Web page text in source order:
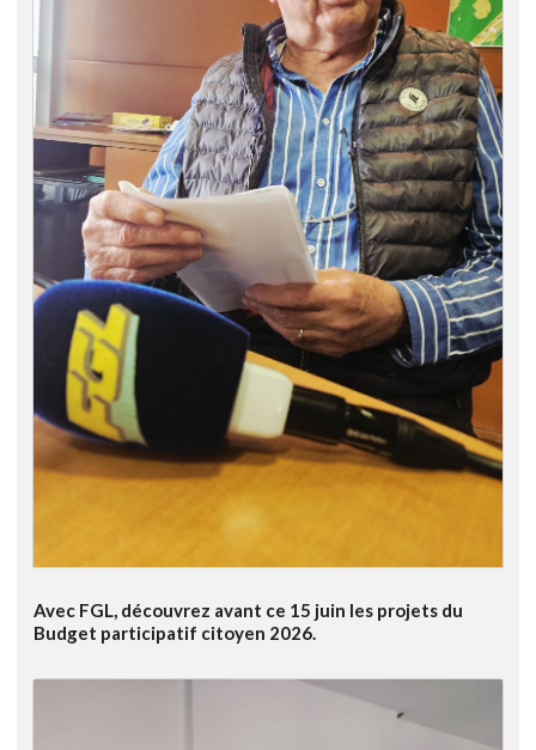
Avec FGL, découvrez avant ce 15 juin les projets du
Budget participatif citoyen 2026.